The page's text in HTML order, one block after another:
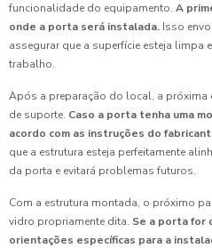
funcionalidade do equipamento. A
onde a porta será instalada. Isso
assegurar que a superfície esteja
trabalho.
Após a preparação do local, a próxima
de suporte. Caso a porta tenha uma
acordo com as instruções do
que a estrutura esteja perfeitamente
da porta e evitará problemas futuros.
Com a estrutura montada, o próximo
vidro propriamente dita. Se a porta for
orientações específicas para a